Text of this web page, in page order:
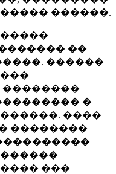
������.
��
������
��������
�
����
��������
���